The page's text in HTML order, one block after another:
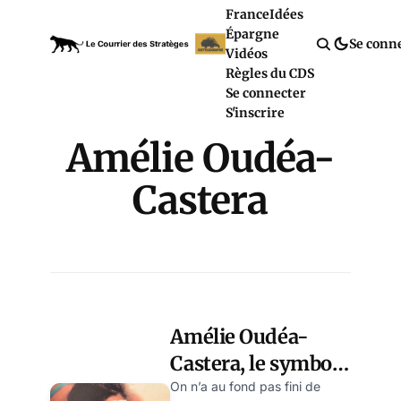
FranceIdées
Épargne
Vidéos
Règles du CDS
Se connecter
S'inscrire
Se
Amélie Oudéa-
Castera
Amélie Oudéa-
Castera, le symbole
de l’inégalité des
On n’a au fond pas fini de